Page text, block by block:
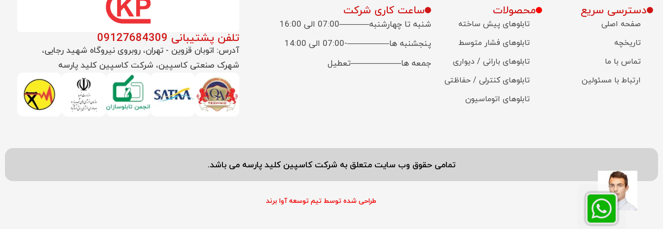
دسترسی سریع
صفحه اصلی
تاریخچه
تماس با ما
ارتباط با مسئولین
محصولات
تابلوهای پیش ساخته
تابلوهای فشار متوسط
تابلوهای بارانی / دیواری
تابلوهای کنترلی / حفاظتی
تابلوهای اتوماسیون
ساعت کاری شرکت
شنبه تا چهارشنبه———–07:00 الی 16:00
پنجشنبه ها—————-07:00 الی 14:00
جمعه ها——————تعطیل
تلفن پشتیبانی 09127684309
آدرس: اتوبان قزوین - تهران، روبروی نیروگاه شهید رجایی،
شهرک صنعتی کاسپین، شرکت کاسپین کلید پارسه
تمامی حقوق وب سایت متعلق به شرکت کاسپین کلید پارسه می باشد.
طراحی شده توسط تیم توسعه آوا برند